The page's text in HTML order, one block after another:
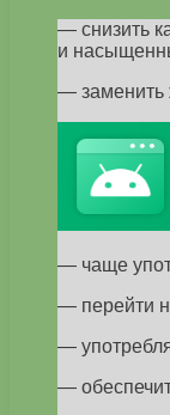
— снизить
и
— заменить
— чаще
— перейти
—
—